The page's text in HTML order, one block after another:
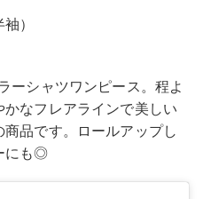
袖）
ーシャツワンピース。程よ
なフレアラインで美しい
品です。ロールアップし
にも◎